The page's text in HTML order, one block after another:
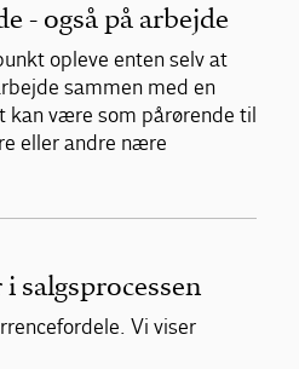
- også på arbejde
opleve enten selv at
sammen med en
kan være som pårørende til
eller andre nære
salgsprocessen
Vi viser